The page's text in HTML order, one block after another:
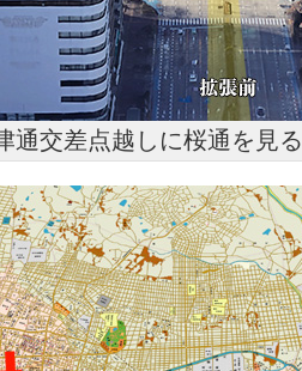
交差点越しに桜通を見る